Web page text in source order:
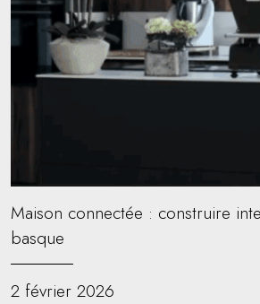
Maison connectée : construire
basque
2 février 2026